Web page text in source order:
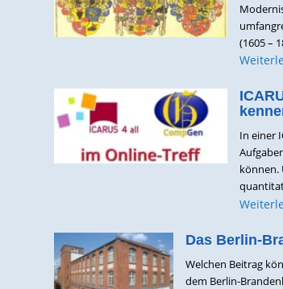
(1605 –
In einer
können.
Das Berlin-
Welchen Beitrag
dem Berlin-